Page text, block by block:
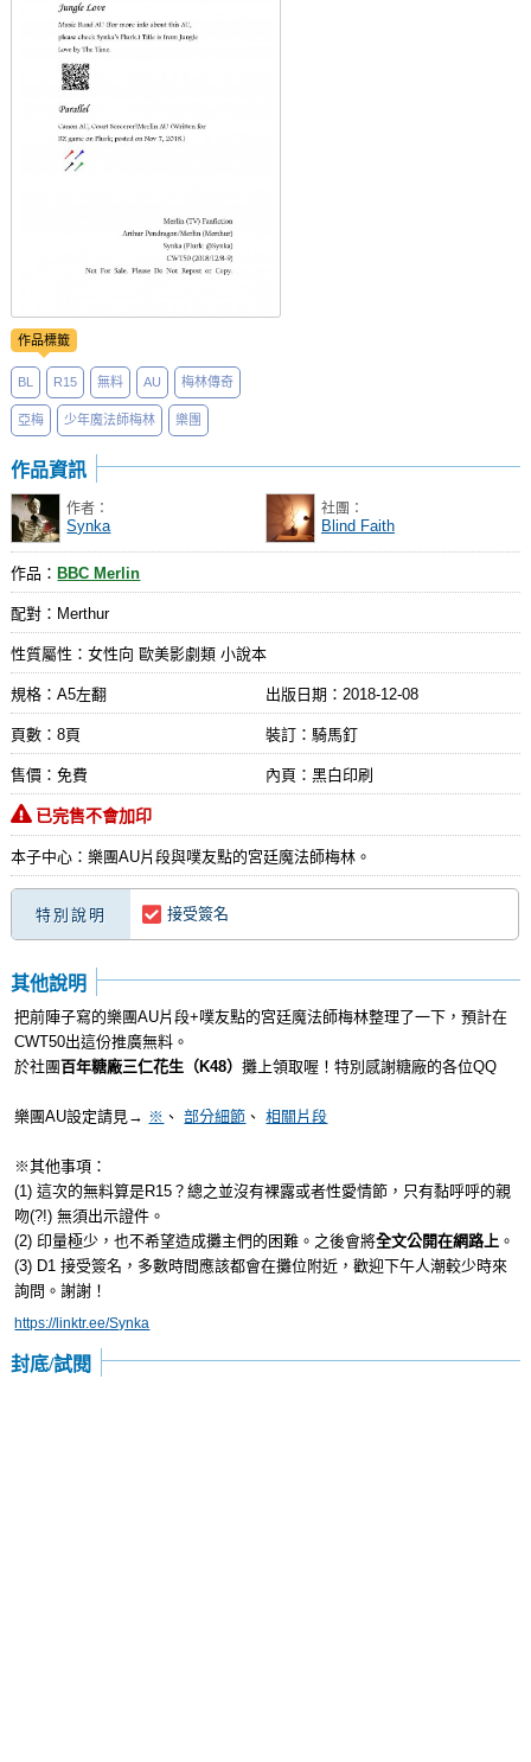
作品標籤
BL R15 無料 AU 梅林傳奇
亞梅 少年魔法師梅林 樂團
作品資訊
作者：
Synka
社團：
Blind Faith
作品： BBC Merlin
配對：Merthur
性質屬性：女性向 歐美影劇類 小說本
規格：A5左翻 出版日期： 2018-12-08
頁數：8頁 裝訂：騎馬釘
售價：免費 內頁：黑白印刷
已完售不會加印
本子中心：樂團AU片段與噗友點的宮廷魔法師梅林。
特別說明 接受簽名
其他說明
把前陣子寫的樂團AU片段+噗友點的宮廷魔法師梅林整理了一下，預計在
CWT50出這份推廣無料。
於社團百年糖廠三仁花生（K48）攤上領取喔！特別感謝糖廠的各位QQ
樂團AU設定請見→ ※ 、部分細節 、相關片段
※其他事項：
(1) 這次的無料算是R15？總之並沒有裸露或者性愛情節，只有黏呼呼的親
吻(?!) 無須出示證件。
(2) 印量極少，也不希望造成攤主們的困難。之後會將全文公開在網路上 。
(3) D1 接受簽名，多數時間應該都會在攤位附近，歡迎下午人潮較少時來
詢問。謝謝！
https://linktr.ee/Synka
封底/試閱